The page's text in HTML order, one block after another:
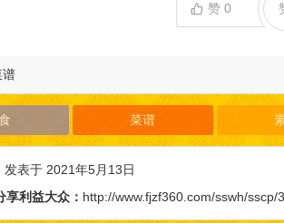
赞0
谱
菜谱
发表于 2021年5月13日
享利益大众： http://www.fjzf360.com/sswh/sscp/